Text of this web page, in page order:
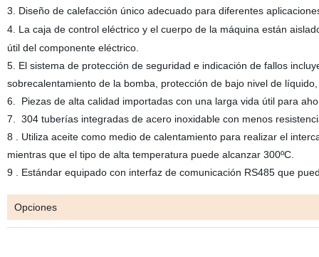
3.
Diseño de calefacción únicoadecuado para diferentes
4. La caja de control eléctrico y el cuerpo de la máquina están
útil del componente eléctrico.
5. El sistema de protección de seguridad e indicación de fallos
sobrecalentamiento de la bomba, protección de bajo nivel de
6.
Piezas de alta calidad importadas con una larga vida útil para
7.
304tuberías integradas de acero inoxidable con menos
8
. Utiliza aceite como medio de calentamiento para realizar el
mientras que el tipo de alta temperatura puede alcanzar 300ºC.
9
. Estándarequipado con interfaz de comunicación RS485 que
Opciones